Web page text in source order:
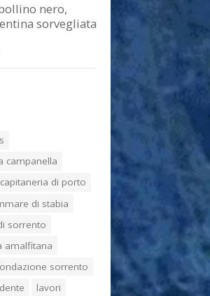
nero,
sorvegliata
campanella
capitaneria di porto
di stabia
sorrento
amalfitana
sorrento
lavori